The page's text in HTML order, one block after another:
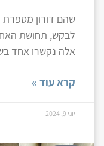
שהם דורון מספרת
לבקש, תחושת
אלה נקשרו אחד
קרא עוד »
יוני 9, 2024